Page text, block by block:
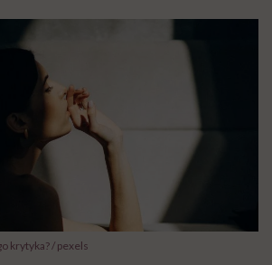
krytyka? / pexels